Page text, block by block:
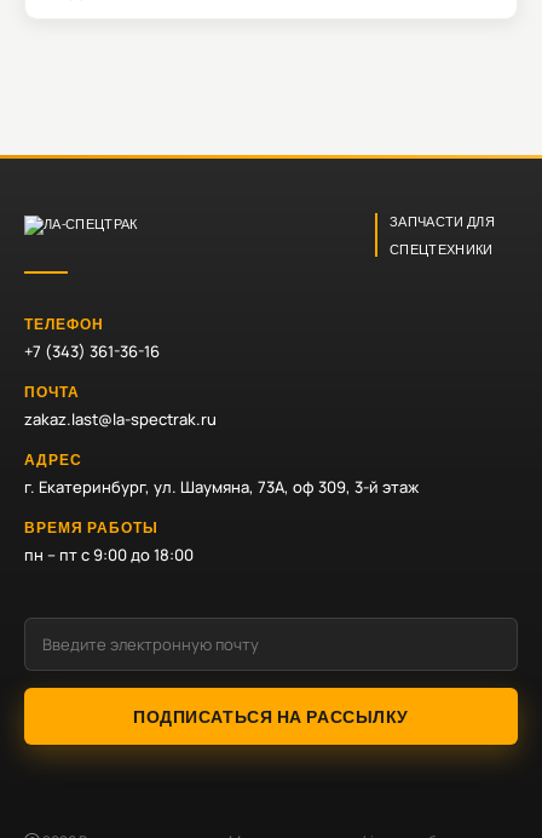
ЗАПЧАСТИ ДЛЯ
СПЕЦТЕХНИКИ
ТЕЛЕФОН
+7 (343) 361-36-16
ПОЧТА
zakaz.last@la-spectrak.ru
АДРЕС
г. Екатеринбург, ул. Шаумяна, 73А, оф 309, 3-й этаж
ВРЕМЯ РАБОТЫ
пн – пт с 9:00 до 18:00
ПОДПИСАТЬСЯ НА РАССЫЛКУ